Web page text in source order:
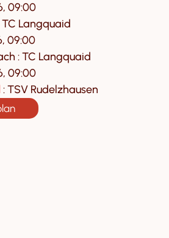
09:00
Langquaid
09:00
: TC Langquaid
09:00
: TSV Rudelzhausen